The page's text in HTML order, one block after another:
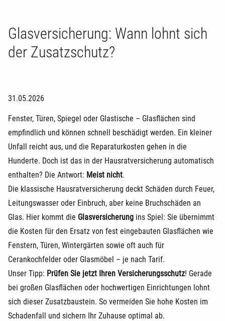
Glasversicherung: Wann lohnt sich
der Zusatzschutz?
31.05.2026
Fenster, Türen, Spiegel oder Glastische – Glasflächen sind
empfindlich und können schnell beschädigt werden. Ein kleiner
Unfall reicht aus, und die Reparaturkosten gehen in die
Hunderte. Doch ist das in der Hausratversicherung automatisch
enthalten? Die Antwort: Meist nicht.
Die klassische Hausratversicherung deckt Schäden durch Feuer,
Leitungswasser oder Einbruch, aber keine Bruchschäden an
Glas. Hier kommt die Glasversicherung ins Spiel: Sie übernimmt
die Kosten für den Ersatz von fest eingebauten Glasflächen wie
Fenstern, Türen, Wintergärten sowie oft auch für
Cerankochfelder oder Glasmöbel – je nach Tarif.
Unser Tipp: Prüfen Sie jetzt Ihren Versicherungsschutz! Gerade
bei großen Glasflächen oder hochwertigen Einrichtungen lohnt
sich dieser Zusatzbaustein. So vermeiden Sie hohe Kosten im
Schadenfall und sichern Ihr Zuhause optimal ab.